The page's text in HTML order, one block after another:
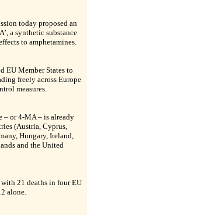
today proposed an
a synthetic substance
to amphetamines.
EU Member States to
freely across Europe
measures.
– or 4-MA – is already
(Austria, Cyprus,
Hungary, Ireland,
and the United
with 21 deaths in four EU
alone.